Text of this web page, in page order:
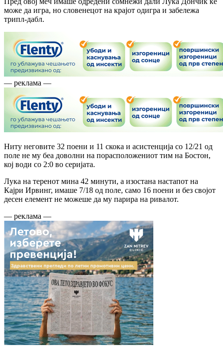
може да игра, но словенецот на крајот одигра и забележа
трипл-дабл.
— реклама —
Ниту неговите 32 поени и 11 скока и асистенција со 12/21 од
поле не му беа доволни на порасположениот тим на Бостон,
кој води со 2:0 во серијата.
Лука на теренот мина 42 минути, а изостана настапот на
Кајри Ирвинг, имаше 7/18 од поле, само 16 поени и без својот
десен елемент не можеше да му парира на ривалот.
— реклама —